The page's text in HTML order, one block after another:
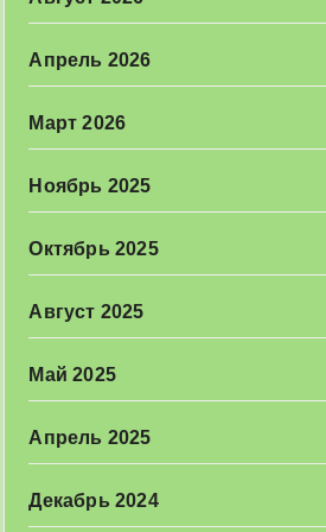
Апрель 2026
Март 2026
Ноябрь 2025
Октябрь 2025
Август 2025
Май 2025
Апрель 2025
Декабрь 2024